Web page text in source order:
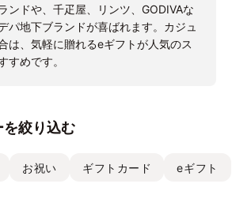
ンドや、千疋屋、リンツ、GODIVAな
パ地下ブランドが喜ばれます。カジュ
は、気軽に贈れるeギフトが人気のス
すめです。
を絞り込む
お祝い ギフトカード eギフト